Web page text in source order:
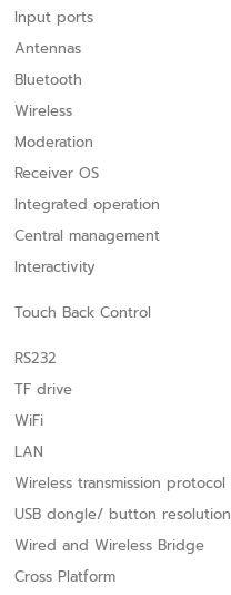
Input ports
Antennas
Bluetooth
Wireless
Moderation
Receiver OS
Integrated operation
Central management
Interactivity
Touch Back Control
RS232
TF drive
WiFi
LAN
Wireless transmission protocol
USB dongle/ button resolution
Wired and Wireless Bridge
Cross Platform